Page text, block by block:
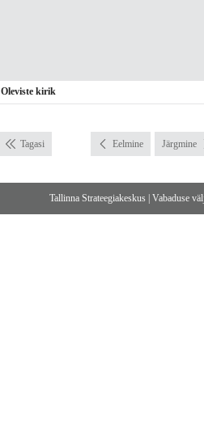
Oleviste kirik
Tagasi Eelmine Järgmine
Tallinna Strateegiakeskus Vabaduse